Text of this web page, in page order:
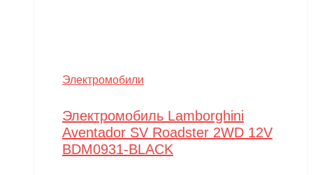
Электромобили
Электромобиль Lamborghini
Aventador SV Roadster 2WD 12V
BDM0931-BLACK